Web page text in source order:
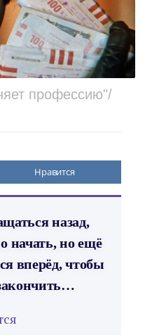
профессию"/
Нравится
назад,
начать, но ещё
вперёд, чтобы